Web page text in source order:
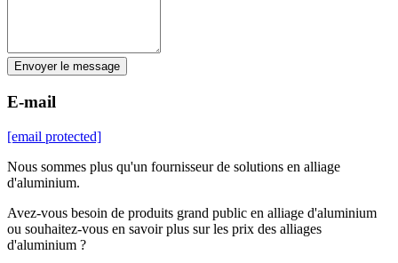
Envoyer le message
E-mail
[email protected]
Nous sommes plus qu'un fournisseur de solutions en alliage
d'aluminium.
Avez-vous besoin de produits grand public en alliage d'aluminium
ou souhaitez-vous en savoir plus sur les prix des alliages
d'aluminium ?